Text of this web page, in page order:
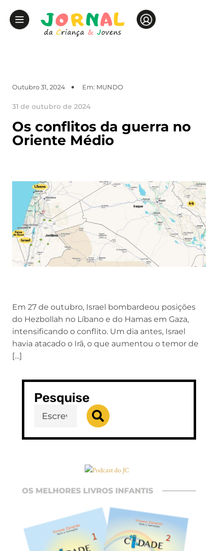
Outubro 31, 2024 Em: MUNDO
31 de outubro de 2024
Os conflitos da guerra no
Oriente Médio
Em 27 de outubro, Israel bombardeou posições
do Hezbollah no Líbano e do Hamas em Gaza,
intensificando o conflito. Um dia antes, Israel
havia atacado o Irã, o que aumentou o temor de
[…]
Pesquise